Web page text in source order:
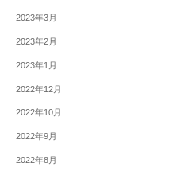
2023年3月
2023年2月
2023年1月
2022年12月
2022年10月
2022年9月
2022年8月